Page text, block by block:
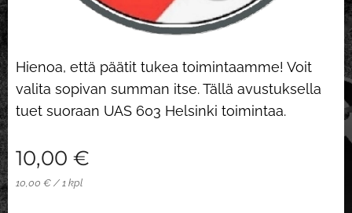
Hienoa, että päätit tukea toimintaamme! Voit
valita sopivan summan itse. Tällä avustuksella
tuet suoraan UAS 603 Helsinki toimintaa.
10,00 €
10,00 € / 1 kpl